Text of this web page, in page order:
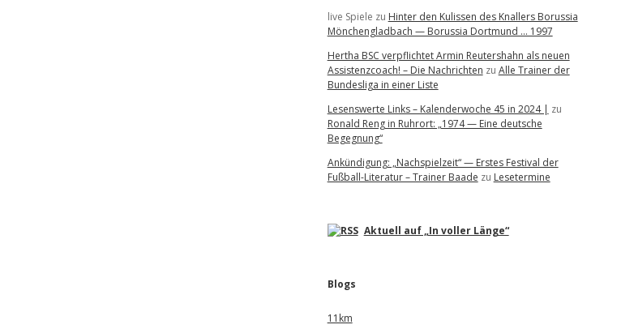
live Spiele zu Hinter den Kulissen des Knallers Borussia
Mönchengladbach — Borussia Dortmund … 1997
Hertha BSC verpflichtet Armin Reutershahn als neuen
Assistenzcoach! – Die Nachrichten zu Alle Trainer der
Bundesliga in einer Liste
Lesenswerte Links – Kalenderwoche 45 in 2024 | zu
Ronald Reng in Ruhrort: „1974 — Eine deutsche
Begegnung“
Ankündigung: „Nachspielzeit“ — Erstes Festival der
Fußball-Literatur – Trainer Baade zu Lesetermine
Aktuell auf „In voller Länge“
Blogs
11km